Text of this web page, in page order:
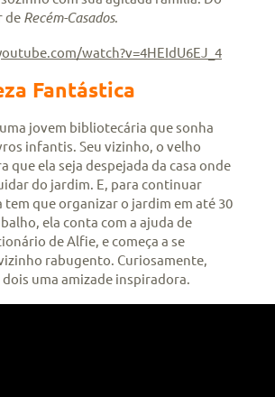
de Recém-Casados.
watch?v=4HEIdU6EJ_4
Fantástica
jovem bibliotecária que sonha
infantis. Seu vizinho, o velho
que ela seja despejada da casa onde
do jardim. E, para continuar
tem que organizar o jardim em até 30
ela conta com a ajuda de
de Alfie, e começa a se
rabugento. Curiosamente,
dois uma amizade inspiradora.